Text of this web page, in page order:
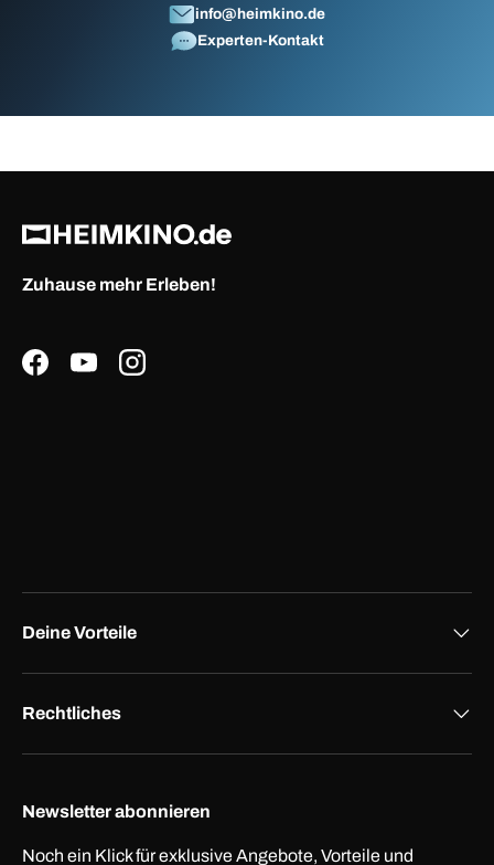
info@heimkino.de
Experten-Kontakt
Zuhause mehr Erleben!
FacebookYouTubeInstagram
Deine Vorteile
Rechtliches
Newsletter abonnieren
Noch ein Klick für exklusive Angebote, Vorteile und